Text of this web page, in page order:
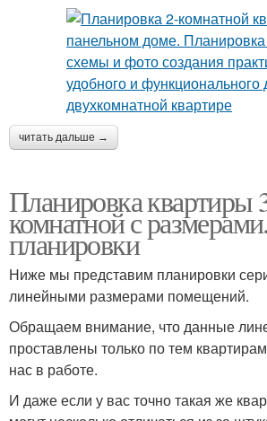
читать дальше →
Планировка квартиры
комнатной с
планировки
Ниже мы представим планировки
линейными размерами помещений.
Обращаем внимание, что данные
проставлены только по тем
нас в работе.
И даже если у вас точно такая же